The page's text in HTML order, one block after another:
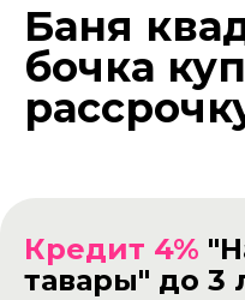
Баня
бочка
Кредит 4%
тавары" до 3